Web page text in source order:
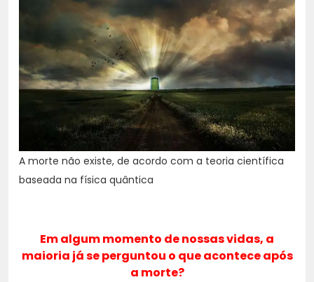
A morte não existe, de acordo com a teoria científica
baseada na física quântica
Em algum momento de nossas vidas, a
maioria já se perguntou o que acontece após
a morte?